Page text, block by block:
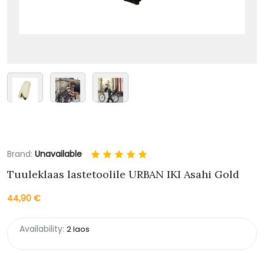
Brand: Unavailable
Tuuleklaas lastetoolile URBAN IKI Asahi Gold
44,90 €
Availability: 2 laos